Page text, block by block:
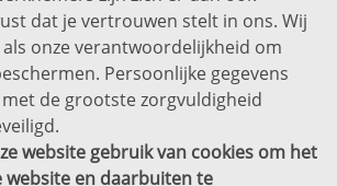
dat je vertrouwen stelt in ons. Wij
onze verantwoordelijkheid om
Persoonlijke gegevens
de grootste zorgvuldigheid
website gebruik van cookies om het
website en daarbuiten te